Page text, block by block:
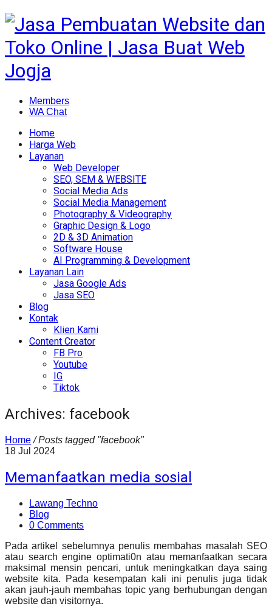
Members
WA Chat
Home
Harga Web
Layanan
Web Developer
SEO, SEM & WEBSITE
Social Media Ads
Social Media Management
Photography & Videography
Graphic Design & Logo
2D & 3D Animation
Software House
AI Programming & Development
Layanan Lain
Jasa Google Ads
Jasa SEO
Blog
Kontak
Klien Kami
Content Creator
FB Pro
Youtube
IG
Tiktok
Archives: facebook
Home / Posts tagged "facebook"
18 Jul 2024
Memanfaatkan media sosial
Lawang Techno
Blog
0 Comments
Pada artikel sebelumnya penulis membahas masalah SEO
atau search engine optimati0n atau memanfaatkan secara
maksimal mensin pencari, untuk meningkatkan daya saing
website kita. Pada kesempatan kali ini penulis juga tidak
akan jauh-jauh membahas topic yang berhubungan dengan
website dan visitornya.